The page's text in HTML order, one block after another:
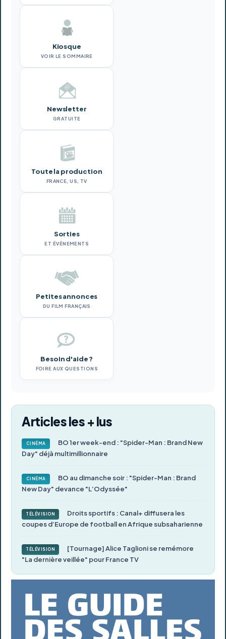
Kiosque
VOIR LE SOMMAIRE
Newsletter
GRATUITE
Toute la production
FRANCE, US, TV
Sorties
ET ÉVÉNEMENTS
Petites annonces
DU FILM FRANÇAIS
Besoin d'aide ?
FOIRE AUX QUESTIONS
Articles les + lus
CINÉMA
BO 1er week-end : "Spider-Man : Brand New
Day" déjà multimillionnaire
CINÉMA
BO au dimanche soir : "Spider-Man : Brand
New Day" devance "L’Odyssée"
TÉLÉVISION
Droits sportifs : Canal+ diffusera les
coupes d’Europe de football en Afrique subsaharienne
TÉLÉVISION
[Tournage] Alice Taglioni se remémore
"La dernière veillée" pour France TV